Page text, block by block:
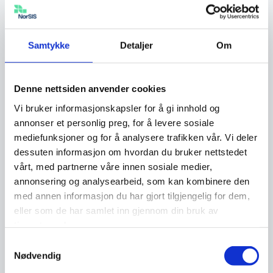
Samtykke Detaljer Om
Denne nettsiden anvender cookies
Vi bruker informasjonskapsler for å gi innhold og
annonser et personlig preg, for å levere sosiale
mediefunksjoner og for å analysere trafikken vår. Vi deler
dessuten informasjon om hvordan du bruker nettstedet
vårt, med partnerne våre innen sosiale medier,
annonsering og analysearbeid, som kan kombinere den
med annen informasjon du har gjort tilgjengelig for dem,
eller som de har samlet inn gjennom din bruk av
Nødvendig
kontoen til en nær venn eller annen familie.
Husk å endre e-postadressen de kan kontakte
deg på, i skjemaet.
sin Facebook-konto, kan du ta kontakt med
Facebooks datatilsynsansvarlige ved å bruke
dettekontaktskjemaet. Velg “Facebook
produkt og “Hvordan får jeg hjelp med et
personvernproblem ” som alternativ. Skjemaet
anbefales å fylles ut på engelsk, men det er
ikke et krav. Vi anbefaler å fylle ut skjemaet
PC/Mac og ikke mobil.
Utestengt konto